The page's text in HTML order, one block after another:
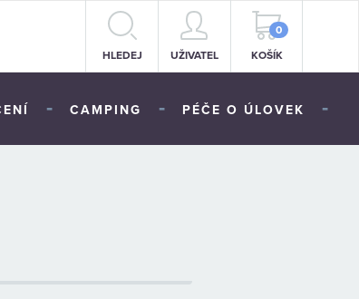
HLEDEJ UŽIVATEL
0
KOŠÍK
- CAMPING - PÉČE O ÚLOVEK -